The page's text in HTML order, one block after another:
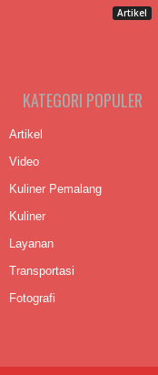
Artikel
KATEGORI POPULER
Artikel
Video
Kuliner Pemalang
Kuliner
Layanan
Transportasi
Fotografi